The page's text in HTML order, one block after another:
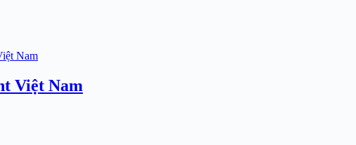
Việt Nam